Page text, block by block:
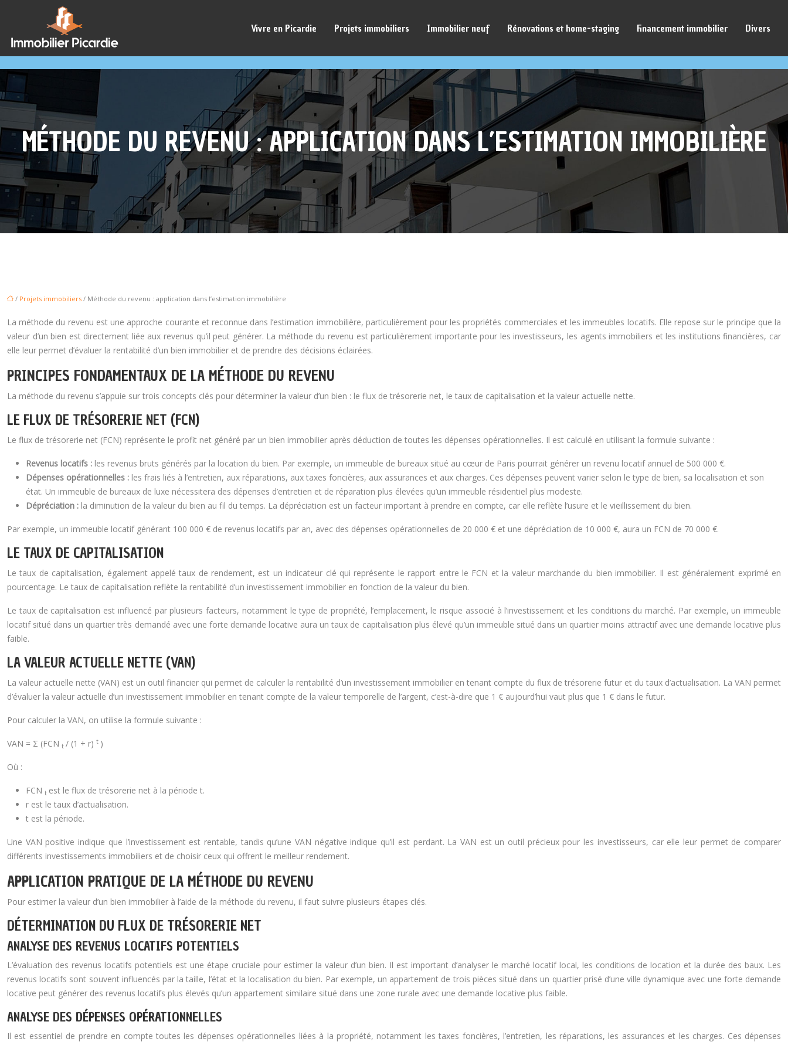
Vivre en Picardie Projets immobiliers Immobilier neuf Rénovations et home-staging Financement immobilier Divers
MÉTHODE DU REVENU : APPLICATION DANS L’ESTIMATION IMMOBILIÈRE
/ Projets immobiliers / Méthode du revenu : application dans l’estimation immobilière
La méthode du revenu est une approche courante et reconnue dans l’estimation immobilière, particulièrement pour les propriétés commerciales et les immeubles locatifs. Elle repose sur le principe que la
valeur d’un bien est directement liée aux revenus qu’il peut générer. La méthode du revenu est particulièrement importante pour les investisseurs, les agents immobiliers et les institutions financières, car
elle leur permet d’évaluer la rentabilité d’un bien immobilier et de prendre des décisions éclairées.
PRINCIPES FONDAMENTAUX DE LA MÉTHODE DU REVENU
La méthode du revenu s’appuie sur trois concepts clés pour déterminer la valeur d’un bien : le flux de trésorerie net, le taux de capitalisation et la valeur actuelle nette.
LE FLUX DE TRÉSORERIE NET (FCN)
Le flux de trésorerie net (FCN) représente le profit net généré par un bien immobilier après déduction de toutes les dépenses opérationnelles. Il est calculé en utilisant la formule suivante :
Revenus locatifs : les revenus bruts générés par la location du bien. Par exemple, un immeuble de bureaux situé au cœur de Paris pourrait générer un revenu locatif annuel de 500 000 €.
Dépenses opérationnelles : les frais liés à l’entretien, aux réparations, aux taxes foncières, aux assurances et aux charges. Ces dépenses peuvent varier selon le type de bien, sa localisation et son
état. Un immeuble de bureaux de luxe nécessitera des dépenses d’entretien et de réparation plus élevées qu’un immeuble résidentiel plus modeste.
Dépréciation : la diminution de la valeur du bien au fil du temps. La dépréciation est un facteur important à prendre en compte, car elle reflète l’usure et le vieillissement du bien.
Par exemple, un immeuble locatif générant 100 000 € de revenus locatifs par an, avec des dépenses opérationnelles de 20 000 € et une dépréciation de 10 000 €, aura un FCN de 70 000 €.
LE TAUX DE CAPITALISATION
Le taux de capitalisation, également appelé taux de rendement, est un indicateur clé qui représente le rapport entre le FCN et la valeur marchande du bien immobilier. Il est généralement exprimé en
pourcentage. Le taux de capitalisation reflète la rentabilité d’un investissement immobilier en fonction de la valeur du bien.
Le taux de capitalisation est influencé par plusieurs facteurs, notamment le type de propriété, l’emplacement, le risque associé à l’investissement et les conditions du marché. Par exemple, un immeuble
locatif situé dans un quartier très demandé avec une forte demande locative aura un taux de capitalisation plus élevé qu’un immeuble situé dans un quartier moins attractif avec une demande locative plus
faible.
LA VALEUR ACTUELLE NETTE (VAN)
La valeur actuelle nette (VAN) est un outil financier qui permet de calculer la rentabilité d’un investissement immobilier en tenant compte du flux de trésorerie futur et du taux d’actualisation. La VAN permet
d’évaluer la valeur actuelle d’un investissement immobilier en tenant compte de la valeur temporelle de l’argent, c’est-à-dire que 1 € aujourd’hui vaut plus que 1 € dans le futur.
Pour calculer la VAN, on utilise la formule suivante :
VAN = Σ (FCN t / (1 + r) t )
Où :
FCN t est le flux de trésorerie net à la période t.
r est le taux d’actualisation.
t est la période.
Une VAN positive indique que l’investissement est rentable, tandis qu’une VAN négative indique qu’il est perdant. La VAN est un outil précieux pour les investisseurs, car elle leur permet de comparer
différents investissements immobiliers et de choisir ceux qui offrent le meilleur rendement.
APPLICATION PRATIQUE DE LA MÉTHODE DU REVENU
Pour estimer la valeur d’un bien immobilier à l’aide de la méthode du revenu, il faut suivre plusieurs étapes clés.
DÉTERMINATION DU FLUX DE TRÉSORERIE NET
ANALYSE DES REVENUS LOCATIFS POTENTIELS
L’évaluation des revenus locatifs potentiels est une étape cruciale pour estimer la valeur d’un bien. Il est important d’analyser le marché locatif local, les conditions de location et la durée des baux. Les
revenus locatifs sont souvent influencés par la taille, l’état et la localisation du bien. Par exemple, un appartement de trois pièces situé dans un quartier prisé d’une ville dynamique avec une forte demande
locative peut générer des revenus locatifs plus élevés qu’un appartement similaire situé dans une zone rurale avec une demande locative plus faible.
ANALYSE DES DÉPENSES OPÉRATIONNELLES
Il est essentiel de prendre en compte toutes les dépenses opérationnelles liées à la propriété, notamment les taxes foncières, l’entretien, les réparations, les assurances et les charges. Ces dépenses